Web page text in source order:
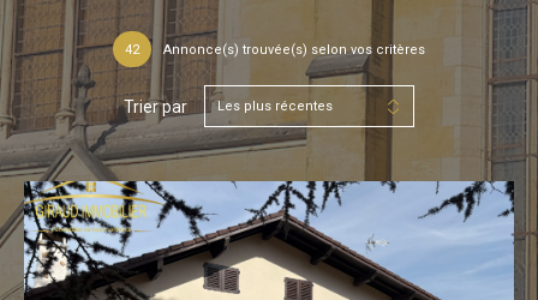
42 Annonce(s) trouvée(s) selon vos critères
Trier par Les plus récentes